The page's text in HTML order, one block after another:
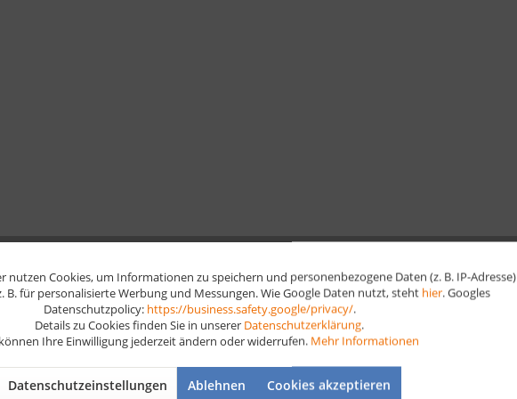
Aktiv
nutzen Cookies, um Informationen zu speichern und personenbezogene Daten (z. B. IP-Adresse)
B. für personalisierte Werbung und Messungen. Wie Google Daten nutzt, steht hier. Googles
Datenschutzpolicy: https://business.safety.google/privacy/.
Details zu Cookies finden Sie in unserer Datenschutzerklärung.
Ihre Einwilligung jederzeit ändern oder widerrufen. Mehr Informationen
Datenschutzeinstellungen Ablehnen Cookies akzeptieren